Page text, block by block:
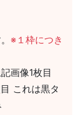
※１枠につき
画像1枚目
これは黒タ